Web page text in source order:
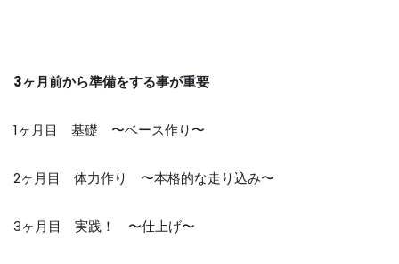
3ヶ月前から準備をする事が重要
1ヶ月目 基礎 〜ベース作り〜
2ヶ月目 体力作り 〜本格的な走り込み〜
3ヶ月目 実践！ 〜仕上げ〜